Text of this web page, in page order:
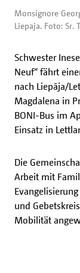
Monsignore
Liepaja. Foto: Sr.
Schwester
Neuf“ fährt
nach Liepāja/
Magdalena in
BONI-Bus im
Einsatz in
Die
Arbeit mit
und
Mobilität